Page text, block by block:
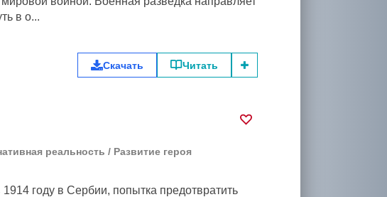
в о...
Скачать Читать
реальность / Развитие героя
году в Сербии, попытка предотвратить